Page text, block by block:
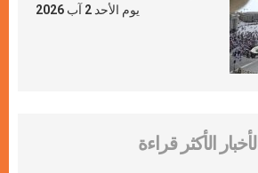
يوم الأحد 2 آب 2026
الأخبار الأكثر قراءة